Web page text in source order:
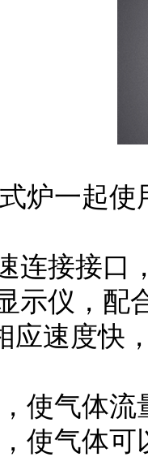
炉一起
连接接口
示仪，配
应速度快
使气体
使气体